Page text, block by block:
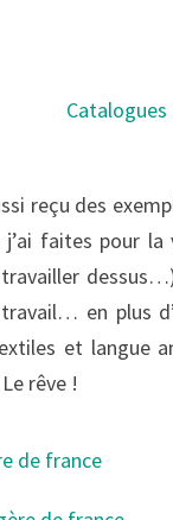
reçu des
faites pour la
en plus
et langue
rêve !